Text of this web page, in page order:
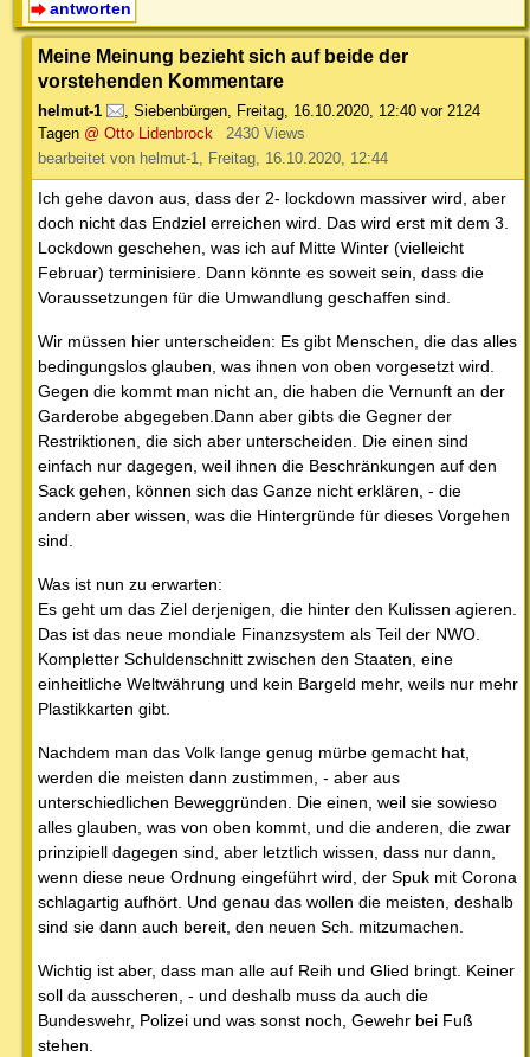
antworten
Meine Meinung bezieht sich auf beide der
vorstehenden Kommentare
helmut-1 , Siebenbürgen, Freitag, 16.10.2020, 12:40 vor 2124
Tagen @ Otto Lidenbrock
2430 Views
bearbeitet von helmut-1, Freitag, 16.10.2020, 12:44
Ich gehe davon aus, dass der 2- lockdown massiver wird, aber
doch nicht das Endziel erreichen wird. Das wird erst mit dem 3.
Lockdown geschehen, was ich auf Mitte Winter (vielleicht
Februar) terminisiere. Dann könnte es soweit sein, dass die
Voraussetzungen für die Umwandlung geschaffen sind.
Wir müssen hier unterscheiden: Es gibt Menschen, die das alles
bedingungslos glauben, was ihnen von oben vorgesetzt wird.
Gegen die kommt man nicht an, die haben die Vernunft an der
Garderobe abgegeben.Dann aber gibts die Gegner der
Restriktionen, die sich aber unterscheiden. Die einen sind
einfach nur dagegen, weil ihnen die Beschränkungen auf den
Sack gehen, können sich das Ganze nicht erklären, - die
andern aber wissen, was die Hintergründe für dieses Vorgehen
sind.
Was ist nun zu erwarten:
Es geht um das Ziel derjenigen, die hinter den Kulissen agieren.
Das ist das neue mondiale Finanzsystem als Teil der NWO.
Kompletter Schuldenschnitt zwischen den Staaten, eine
einheitliche Weltwährung und kein Bargeld mehr, weils nur mehr
Plastikkarten gibt.
Nachdem man das Volk lange genug mürbe gemacht hat,
werden die meisten dann zustimmen, - aber aus
unterschiedlichen Beweggründen. Die einen, weil sie sowieso
alles glauben, was von oben kommt, und die anderen, die zwar
prinzipiell dagegen sind, aber letztlich wissen, dass nur dann,
wenn diese neue Ordnung eingeführt wird, der Spuk mit Corona
schlagartig aufhört. Und genau das wollen die meisten, deshalb
sind sie dann auch bereit, den neuen Sch. mitzumachen.
Wichtig ist aber, dass man alle auf Reih und Glied bringt. Keiner
soll da ausscheren, - und deshalb muss da auch die
Bundeswehr, Polizei und was sonst noch, Gewehr bei Fuß
stehen.